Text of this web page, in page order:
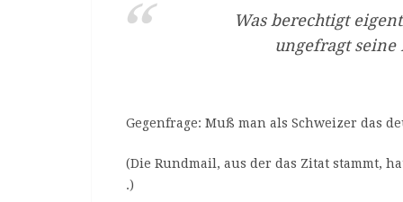
Was berechtigt
ungefragt seine
Gegenfrage: Muß man als Schweizer das
(Die Rundmail, aus der das Zitat stammt,
.)